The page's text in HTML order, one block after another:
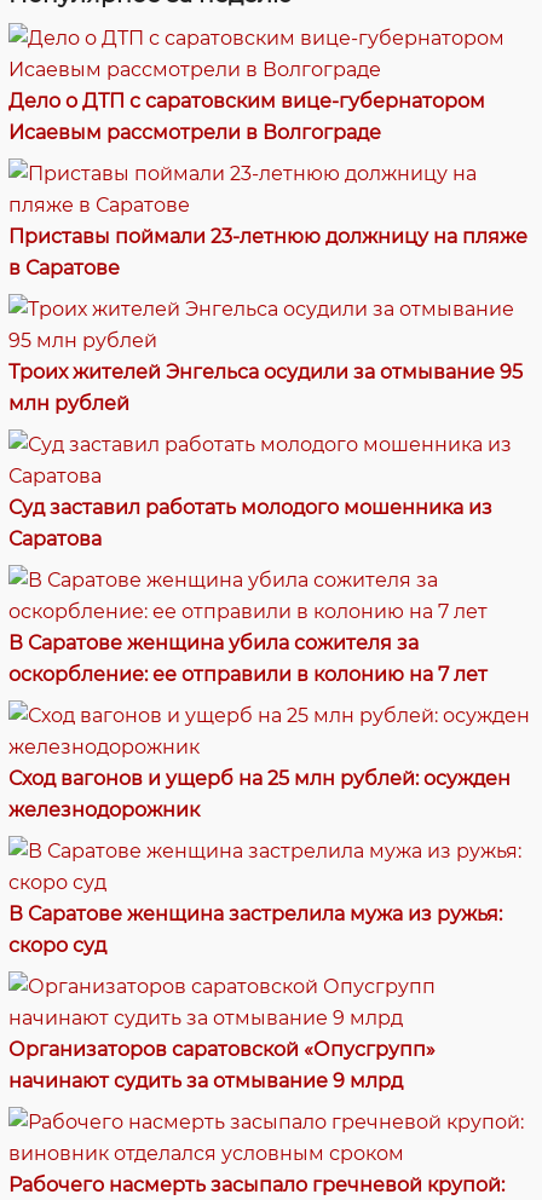
Дело о ДТП с саратовским вице-губернатором
Исаевым рассмотрели в Волгограде
Приставы поймали 23-летнюю должницу на пляже
в Саратове
Троих жителей Энгельса осудили за отмывание 95
млн рублей
Суд заставил работать молодого мошенника из
Саратова
В Саратове женщина убила сожителя за
оскорбление: ее отправили в колонию на 7 лет
Сход вагонов и ущерб на 25 млн рублей: осужден
железнодорожник
В Саратове женщина застрелила мужа из ружья:
скоро суд
Организаторов саратовской «Опусгрупп»
начинают судить за отмывание 9 млрд
Рабочего насмерть засыпало гречневой крупой: